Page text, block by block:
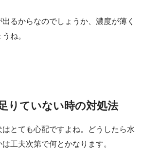
るからなのでしょうか、濃度が薄く
ね。
りていない時の対処法
とても心配ですよね。どうしたら水
工夫次第で何とかなります。